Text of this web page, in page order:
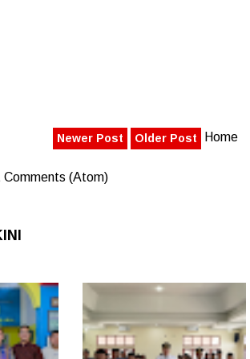
Newer Post Older Post Home
Comments (Atom)